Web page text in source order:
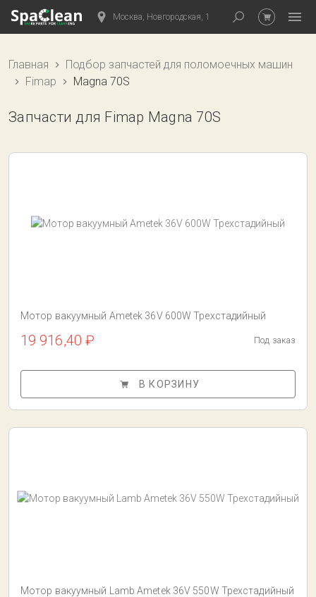
Москва, Новгородская, 1
Главная
Подбор запчастей для поломоечных машин
Fimap
Magna 70S
Запчасти для Fimap Magna 70S
Мотор вакуумный Ametek 36V 600W Трехстадийный
19 916,40 ₽ Под заказ
В КОРЗИНУ
Мотор вакуумный Lamb Ametek 36V 550W Трехстадийный